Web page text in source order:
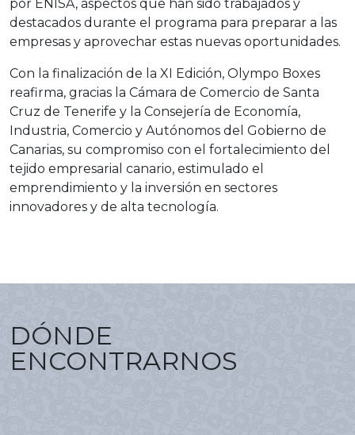
por ENISA, aspectos que han sido trabajados y
destacados durante el programa para preparar a las
empresas y aprovechar estas nuevas oportunidades.
Con la finalización de la XI Edición, Olympo Boxes
reafirma, gracias la Cámara de Comercio de Santa
Cruz de Tenerife y la Consejería de Economía,
Industria, Comercio y Autónomos del Gobierno de
Canarias, su compromiso con el fortalecimiento del
tejido empresarial canario, estimulado el
emprendimiento y la inversión en sectores
innovadores y de alta tecnología.
DÓNDE
ENCONTRARNOS